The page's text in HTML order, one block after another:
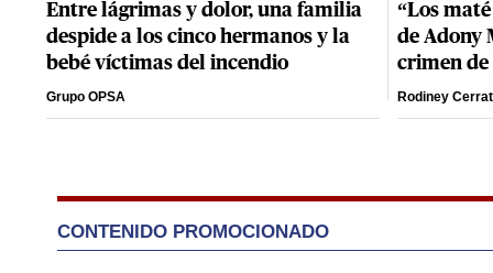
Entre lágrimas y dolor, una familia
despide a los cinco hermanos y la
bebé víctimas del incendio
Grupo OPSA
“Los
de Adony
crimen de
Rodiney
CONTENIDO PROMOCIONADO